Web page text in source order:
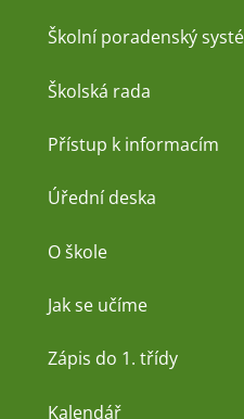
Školní poradenský
Školská rada
Přístup k informacím
Úřední deska
O škole
Jak se učíme
Zápis do 1. třídy
Kalendář